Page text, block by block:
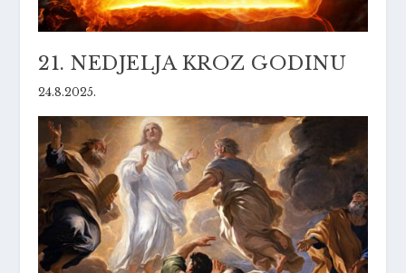
21. NEDJELJA KROZ GODINU
24.8.2025.